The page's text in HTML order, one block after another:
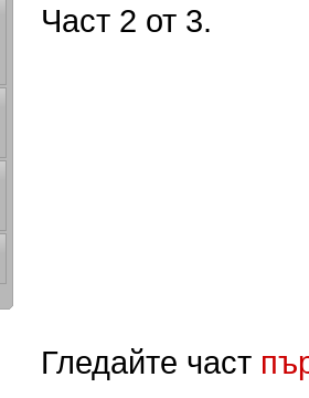
Част 2 от 3.
Гледайте част